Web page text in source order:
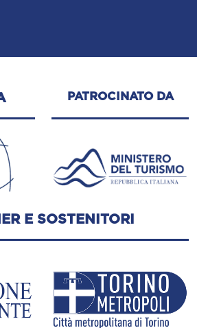
PATROCINATO DA
E SOSTENITORI